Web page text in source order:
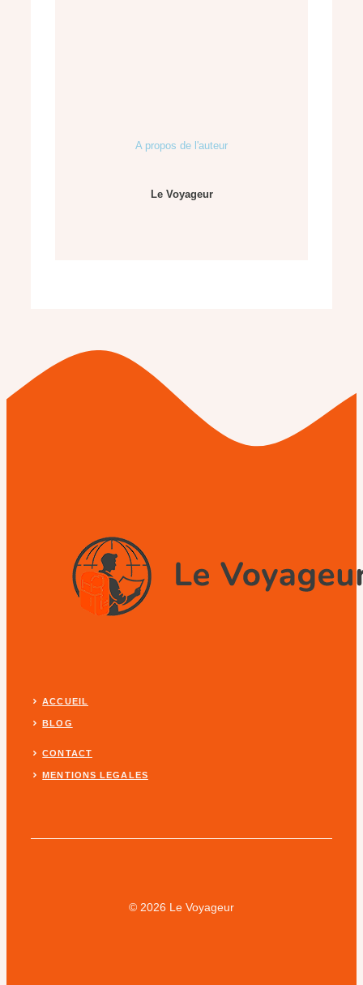
A propos de l'auteur
Le Voyageur
ACCUEIL
BLOG
CONTACT
MENTIONS LEGALES
© 2026 Le Voyageur